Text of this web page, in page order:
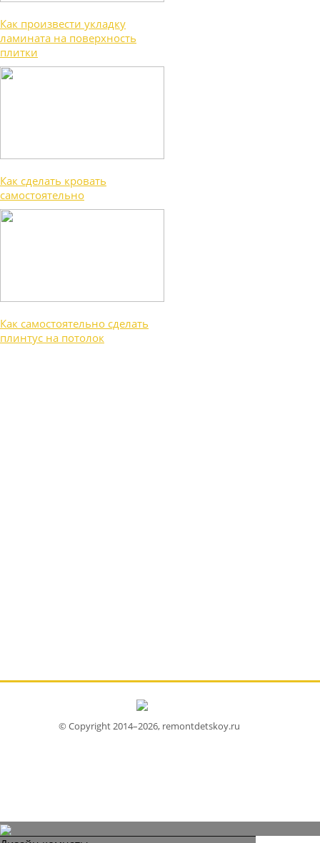
Как произвести укладку
ламината на поверхность
плитки
Как сделать кровать
самостоятельно
Как самостоятельно сделать
плинтус на потолок
© Copyright 2014–2026, remontdetskoy.ru